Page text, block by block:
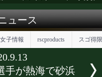
練習動画 ランキング
ニュース